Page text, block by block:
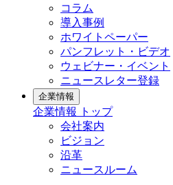
コラム
導入事例
ホワイトペーパー
パンフレット・ビデオ
ウェビナー・イベント
ニュースレター登録
企業情報
企業情報 トップ
会社案内
ビジョン
沿革
ニュースルーム